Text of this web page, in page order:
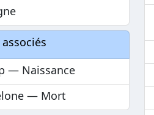
— Naissance
— Mort